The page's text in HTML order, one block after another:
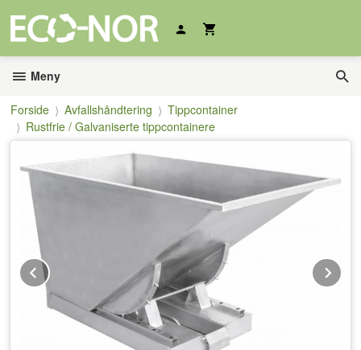
innholdet
Meny
Forside Avfallshåndtering
Tippcontainer
Rustfrie / Galvaniserte tippcontainere
Prev